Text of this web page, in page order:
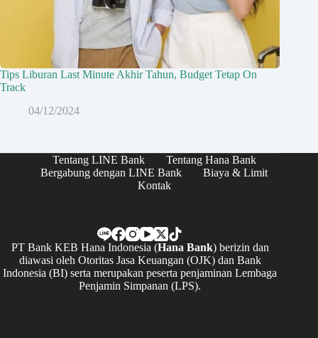
Tips Liburan Last Minute Akhir Tahun, Budget Tetap On
Track
04/12/2024
Tentang LINE Bank
Tentang Hana Bank
Bergabung dengan LINE Bank
Biaya & Limit
Kontak
PT Bank KEB Hana Indonesia (Hana Bank) berizin dan
diawasi oleh Otoritas Jasa Keuangan (OJK) dan Bank
Indonesia (BI) serta merupakan peserta penjaminan Lembaga
Penjamin Simpanan (LPS).